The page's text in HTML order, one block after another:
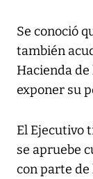
Se conoció
también
Hacienda
exponer su
El Ejecutivo
se apruebe
con parte de